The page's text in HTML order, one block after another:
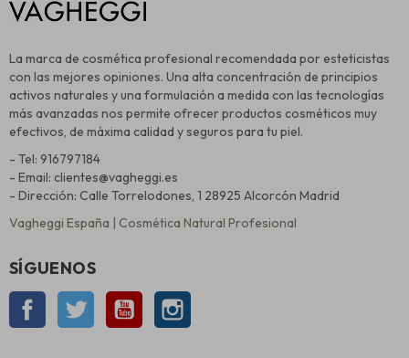
La marca de cosmética profesional recomendada por esteticistas
con las mejores opiniones. Una alta concentración de principios
activos naturales y una formulación a medida con las tecnologías
más avanzadas nos permite ofrecer productos cosméticos muy
efectivos, de máxima calidad y seguros para tu piel.
- Tel: 916797184
- Email: clientes@vagheggi.es
- Dirección: Calle Torrelodones, 1 28925 Alcorcón Madrid
Vagheggi España | Cosmética Natural Profesional
SÍGUENOS
Facebook Twitter YouTube